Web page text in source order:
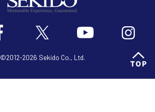
©2012-2026 Sekido Co., Ltd.